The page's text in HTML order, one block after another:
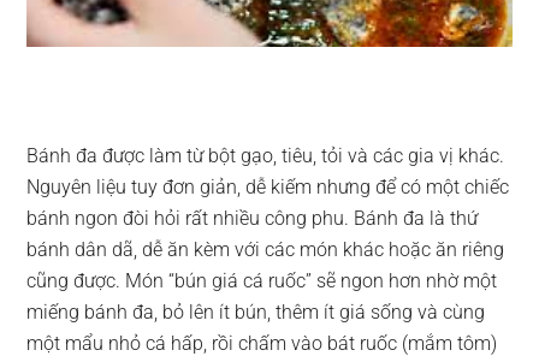
Bánh đa được làm từ bột gạo, tiêu, tỏi và các gia vị khác.
Nguyên liệu tuy đơn giản, dễ kiếm nhưng để có một chiếc
bánh ngon đòi hỏi rất nhiều công phu. Bánh đa là thứ
bánh dân dã, dễ ăn kèm với các món khác hoặc ăn riêng
cũng được. Món “bún giá cá ruốc” sẽ ngon hơn nhờ một
miếng bánh đa, bỏ lên ít bún, thêm ít giá sống và cùng
một mẩu nhỏ cá hấp, rồi chấm vào bát ruốc (mắm tôm)